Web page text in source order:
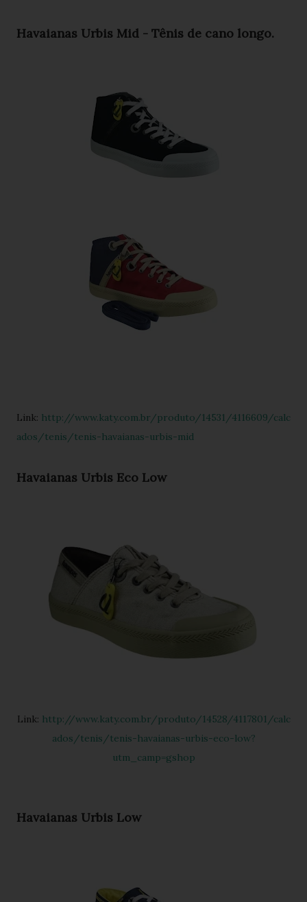
Havaianas Urbis Mid - Tênis de cano longo.
Link: http://www.katy.com.br/produto/14531/4116609/calc
ados/tenis/tenis-havaianas-urbis-mid
Havaianas Urbis Eco Low
Link: http://www.katy.com.br/produto/14528/4117801/calc
ados/tenis/tenis-havaianas-urbis-eco-low?
utm_camp=gshop
Havaianas Urbis Low